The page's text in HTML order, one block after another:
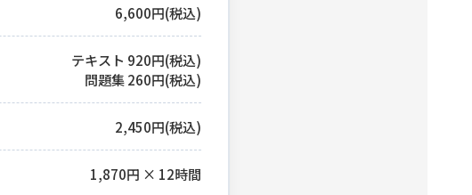
6,600円(税込)
テキスト 920円(税込)
問題集 260円(税込)
2,450円(税込)
1,870円 × 12時間